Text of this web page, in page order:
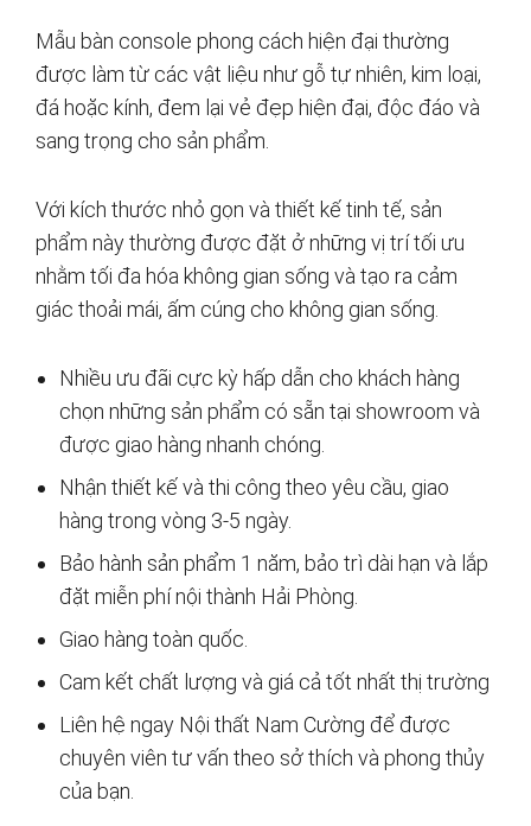
Mẫu bàn console phong cách hiện đại thường
được làm từ các vật liệu như gỗ tự nhiên, kim loại,
đá hoặc kính, đem lại vẻ đẹp hiện đại, độc đáo và
sang trọng cho sản phẩm.
Với kích thước nhỏ gọn và thiết kế tinh tế, sản
phẩm này thường được đặt ở những vị trí tối ưu
nhằm tối đa hóa không gian sống và tạo ra cảm
giác thoải mái, ấm cúng cho không gian sống.
Nhiều ưu đãi cực kỳ hấp dẫn cho khách hàng
chọn những sản phẩm có sẵn tại showroom và
được giao hàng nhanh chóng.
Nhận thiết kế và thi công theo yêu cầu, giao
hàng trong vòng 3-5 ngày.
Bảo hành sản phẩm 1 năm, bảo trì dài hạn và lắp
đặt miễn phí nội thành Hải Phòng.
Giao hàng toàn quốc.
Cam kết chất lượng và giá cả tốt nhất thị trường
Liên hệ ngay Nội thất Nam Cường để được
chuyên viên tư vấn theo sở thích và phong thủy
của bạn.